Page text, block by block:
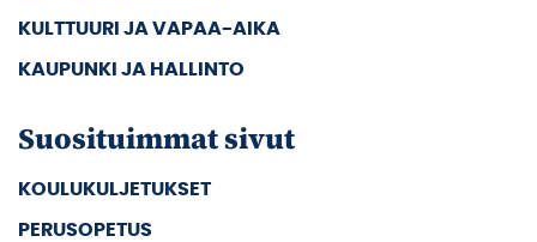
KULTTUURI JA VAPAA-AIKA
KAUPUNKI JA HALLINTO
Suosituimmat sivut
KOULUKULJETUKSET
PERUSOPETUS